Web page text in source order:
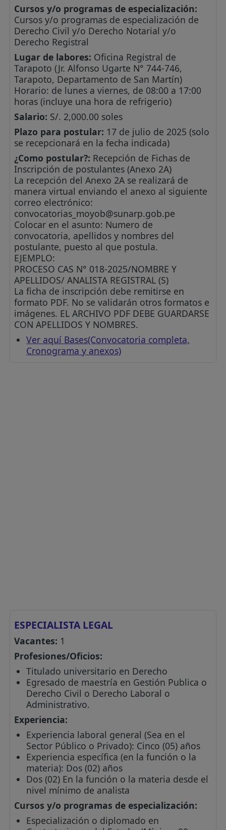
Cursos y/o programas de especialización:
Cursos y/o programas de especialización de
Derecho Civil y/o Derecho Notarial y/o
Derecho Registral
Lugar de labores: Oficina Registral de
Tarapoto (Jr. Alfonso Ugarte N° 744-746,
Tarapoto, Departamento de San Martín)
Horario: de lunes a viernes, de 08:00 a 17:00
horas (incluye una hora de refrigerio)
Salario: S/. 2,000.00 soles
Plazo para postular: 17 de julio de 2025 (solo
se recepcionará en la fecha indicada)
¿Como postular?: Recepción de Fichas de
Inscripción de postulantes (Anexo 2A)
La recepción del Anexo 2A se realizará de
manera virtual enviando el anexo al siguiente
correo electrónico:
convocatorias_moyob@sunarp.gob.pe
Colocar en el asunto: Numero de
convocatoria, apellidos y nombres del
postulante, puesto al que postula.
EJEMPLO:
PROCESO CAS N° 018-2025/NOMBRE Y
APELLIDOS/ ANALISTA REGISTRAL (S)
La ficha de inscripción debe remitirse en
formato PDF. No se validarán otros formatos e
imágenes. EL ARCHIVO PDF DEBE GUARDARSE
CON APELLIDOS Y NOMBRES.
Ver aquí Bases(Convocatoria completa,
Cronograma y anexos)
ESPECIALISTA LEGAL
Vacantes: 1
Profesiones/Oficios:
Titulado universitario en Derecho
Egresado de maestría en Gestión Publica o
Derecho Civil o Derecho Laboral o
Administrativo.
Experiencia:
Experiencia laboral general (Sea en el
Sector Público o Privado): Cinco (05) años
Experiencia específica (en la función o la
materia): Dos (02) años
Dos (02) En la función o la materia desde el
nivel mínimo de analista
Cursos y/o programas de especialización:
Especialización o diplomado en